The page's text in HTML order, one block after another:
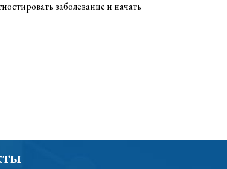
заболевание и начать